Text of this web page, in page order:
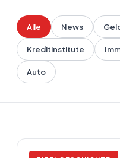
Alle News
Kreditinstitute
Auto